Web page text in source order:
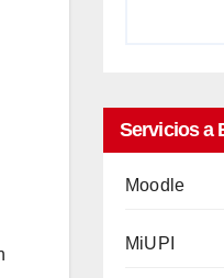
Servicios
Moodle
MiUPI